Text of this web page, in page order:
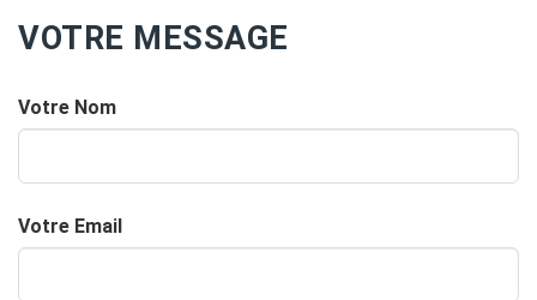
VOTRE MESSAGE
Votre Nom
Votre Email